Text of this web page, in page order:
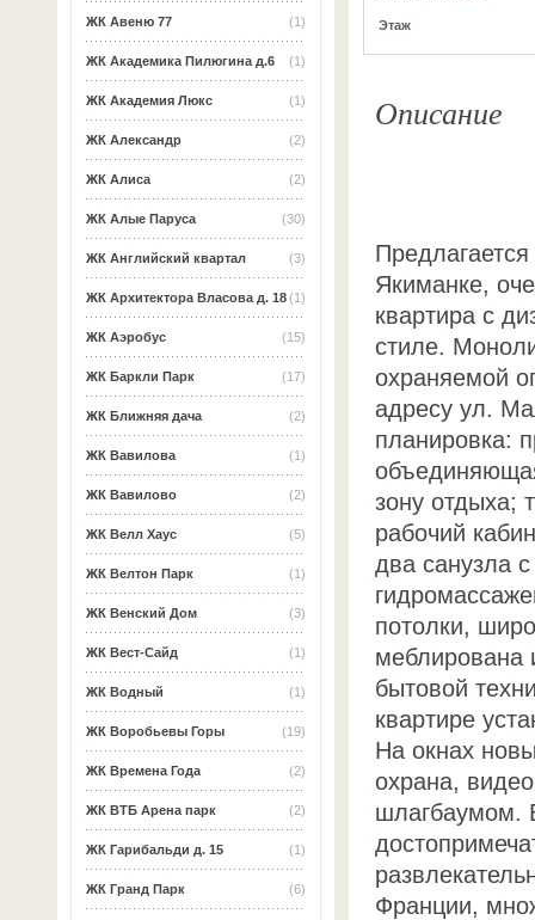
(1)
ЖК Авеню 77
(1)
ЖК Академика Пилюгина д.6
(1)
ЖК Академия Люкс
(2)
ЖК Александр
(2)
ЖК Алиса
(30)
ЖК Алые Паруса
(3)
ЖК Английский квартал
(1)
ЖК Архитектора Власова д. 18
(15)
ЖК Аэробус
(17)
ЖК Баркли Парк
(2)
ЖК Ближняя дача
(1)
ЖК Вавилова
(2)
ЖК Вавилово
(5)
ЖК Велл Хаус
(1)
ЖК Велтон Парк
(3)
ЖК Венский Дом
(1)
ЖК Вест-Сайд
(1)
ЖК Водный
(19)
ЖК Воробьевы Горы
(2)
ЖК Времена Года
(2)
ЖК ВТБ Арена парк
(1)
ЖК Гарибальди д. 15
(6)
ЖК Гранд Парк
Этаж
Описание
Якиманке,
квартира с
стиле.
охраняемой
адресу ул.
планировка:
зону отдыха;
рабочий
два санузла
потолки,
меблирована
бытовой
квартире
На окнах
охрана,
шлагбаумом.
Франции,